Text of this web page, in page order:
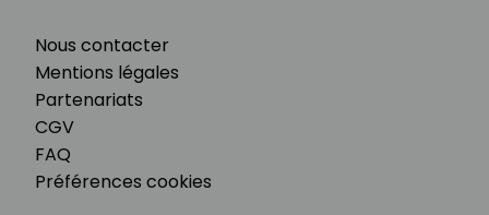
Nous contacter
Mentions légales
Partenariats
CGV
FAQ
Préférences cookies